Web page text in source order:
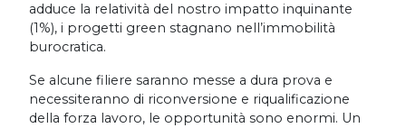
adduce la relatività del nostro impatto inquinante
(1%), i progetti green stagnano nell’immobilità
burocratica.
Se alcune filiere saranno messe a dura prova e
necessiteranno di riconversione e riqualificazione
della forza lavoro, le opportunità sono enormi. Un